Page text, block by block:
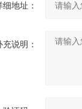
细地址：
充说明：